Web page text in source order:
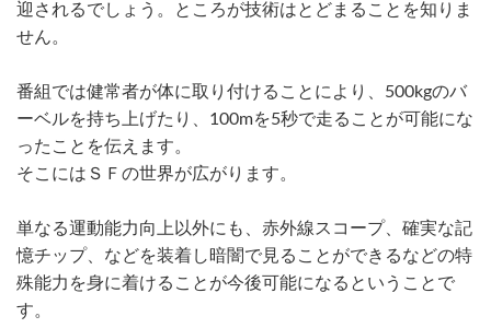
迎されるでしょう。ところが技術はとどまることを知りま
せん。
番組では健常者が体に取り付けることにより、500kgのバ
ーベルを持ち上げたり、100mを5秒で走ることが可能にな
ったことを伝えます。
そこにはＳＦの世界が広がります。
単なる運動能力向上以外にも、赤外線スコープ、確実な記
憶チップ、などを装着し暗闇で見ることができるなどの特
殊能力を身に着けることが今後可能になるということで
す。